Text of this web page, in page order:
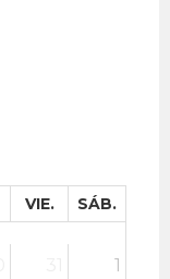
VIE. SÁB.
1